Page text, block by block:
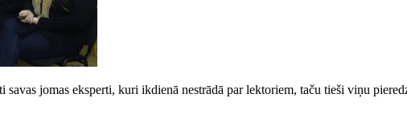
jomas eksperti, kuri ikdienā nestrādā par lektoriem, taču tieši viņu